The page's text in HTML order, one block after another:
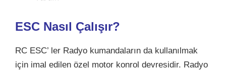
ESC Nasıl Çalışır?
RC ESC’ ler Radyo kumandaların da kullanılmak
için imal edilen özel motor konrol devresidir. Radyo